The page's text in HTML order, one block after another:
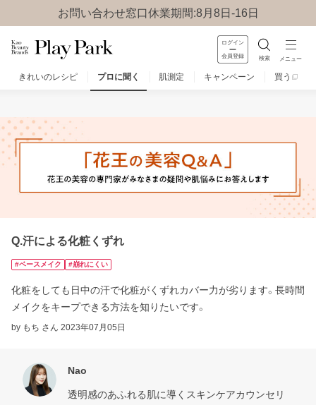
お問い合わせ窓口休業期間:8月8日-16日
ログイン
会員登録 検索 メニュー
きれいのレシピ プロに聞く 肌測定 キャンペーン 買う
Q.汗による化粧くずれ
#ベースメイク #崩れにくい
化粧をしても日中の汗で化粧がくずれカバー力が劣ります。長時間
メイクをキープできる方法を知りたいです。
by もち さん 2023年07月05日
Nao
透明感のあふれる肌に導くスキンケアカウンセリ